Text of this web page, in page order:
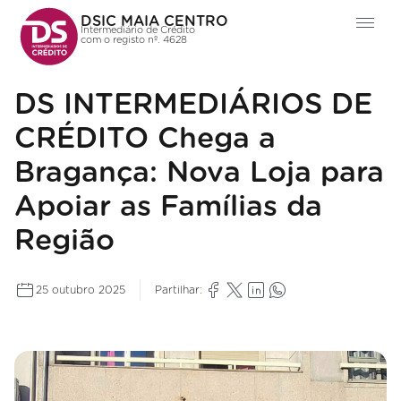
DSIC MAIA CENTRO
Intermediário de Crédito
com o registo nº. 4628
DS INTERMEDIÁRIOS DE
CRÉDITO Chega a
Bragança: Nova Loja para
Apoiar as Famílias da
Região
25 outubro 2025 Partilhar: